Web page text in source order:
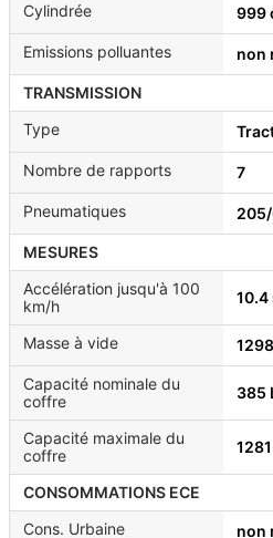
Cylindrée 999
Emissions polluantes non
TRANSMISSION
Type
Nombre de rapports 7
Pneumatiques
MESURES
Accélération jusqu'à 100
km/h
10.4
Masse à vide
Capacité nominale du
coffre
385
Capacité maximale du
coffre
CONSOMMATIONS ECE
Cons. Urbaine
non